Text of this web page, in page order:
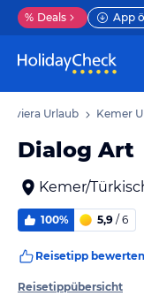
% Deals App
Riviera Urlaub Kemer
Dialog Art
Kemer/
100% 5,9 / 6
Reisetipp bewerten
Reisetippübersicht